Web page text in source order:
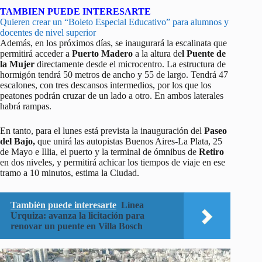
TAMBIEN PUEDE INTERESARTE
Quieren crear un “Boleto Especial Educativo” para alumnos y
docentes de nivel superior
Además, en los próximos días, se inaugurará la escalinata que
permitirá acceder a Puerto Madero a la altura del Puente de
la Mujer directamente desde el microcentro. La estructura de
hormigón tendrá 50 metros de ancho y 55 de largo. Tendrá 47
escalones, con tres descansos intermedios, por los que los
peatones podrán cruzar de un lado a otro. En ambos laterales
habrá rampas.
En tanto, para el lunes está prevista la inauguración del Paseo
del Bajo, que unirá las autopistas Buenos Aires-La Plata, 25
de Mayo e Illia, el puerto y la terminal de ómnibus de Retiro
en dos niveles, y permitirá achicar los tiempos de viaje en ese
tramo a 10 minutos, estima la Ciudad.
También puede interesarte Línea
Urquiza: avanza la licitación para
renovar un puente en Villa Bosch